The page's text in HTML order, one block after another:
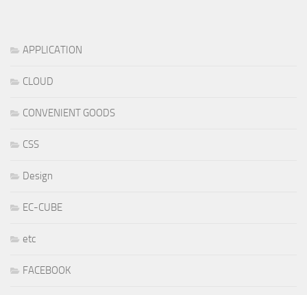
APPLICATION
CLOUD
CONVENIENT GOODS
CSS
Design
EC-CUBE
etc
FACEBOOK